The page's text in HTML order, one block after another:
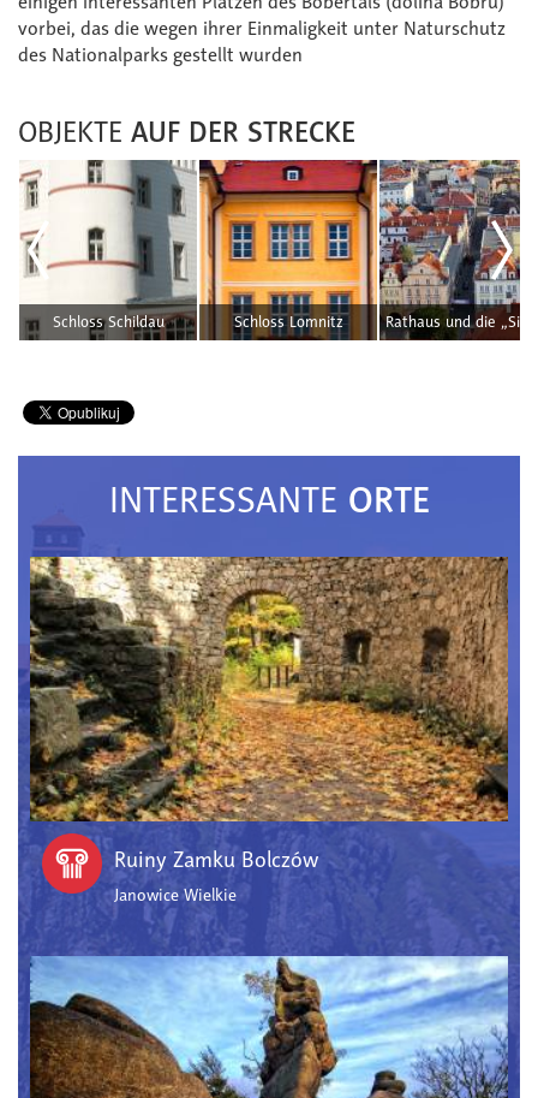
vorbei, das die wegen ihrer Einmaligkeit unter Naturschutz
des Nationalparks gestellt wurden
OBJEKTE AUF DER STRECKE
Schloss Schildau Schloss Lomnitz
INTERESSANTE ORTE
Ruiny Zamku Bolczów
Janowice Wielkie